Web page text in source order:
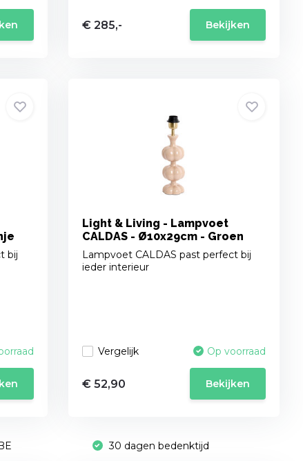
€ 285,- Bekijken
bij
Light & Living - Lampvoet
CALDAS - Ø10x29cm - Groen
Lampvoet CALDAS past perfect bij
ieder interieur
Vergelijk Op voorraad
€ 52,90 Bekijken
30 dagen bedenktijd